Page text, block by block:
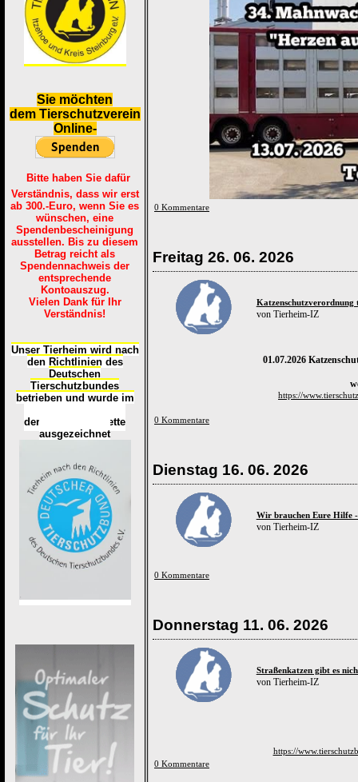
Sie möchten
dem Tierschutzverein
Online-
Bitte haben Sie dafür
Verständnis, dass wir erst
ab 300.-Euro, wenn Sie es
wünschen, eine
Spendenbescheinigung
ausstellen. Bis zu diesem
Betrag reicht als
Spendennachweis der
entsprechende
Kontoauszug.
Vielen Dank für Ihr
Verständnis!
Unser Tierheim wird nach
den Richtlinien des
Deutschen
Tierschutzbundes
betrieben und wurde im
der
Tierheimplakette
ausgezeichnet
0 Kommentare
Freitag 26. 06. 2026
von Tierheim-IZ
01.07.2026
https://
0 Kommentare
Dienstag 16. 06. 2026
Wir brauchen Eure Hilfe
von Tierheim-IZ
0 Kommentare
Donnerstag 11. 06. 2026
Straßenkatzen gibt es
von Tierheim-IZ
https://
0 Kommentare